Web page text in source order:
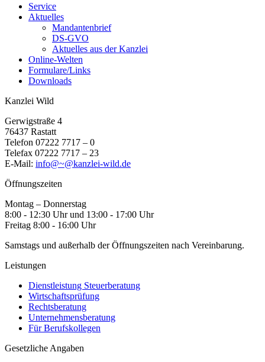
Service
Aktuelles
Mandantenbrief
DS-GVO
Aktuelles aus der Kanzlei
Online-Welten
Formulare/Links
Downloads
Kanzlei Wild
Gerwigstraße 4
76437 Rastatt
Telefon 07222 7717 – 0
Telefax 07222 7717 – 23
E-Mail: info@~@kanzlei-wild.de
Öffnungszeiten
Montag – Donnerstag
8:00 - 12:30 Uhr und 13:00 - 17:00 Uhr
Freitag 8:00 - 16:00 Uhr
Samstags und außerhalb der Öffnungszeiten nach Vereinbarung.
Leistungen
Dienstleistung Steuerberatung
Wirtschaftsprüfung
Rechtsberatung
Unternehmensberatung
Für Berufskollegen
Gesetzliche Angaben